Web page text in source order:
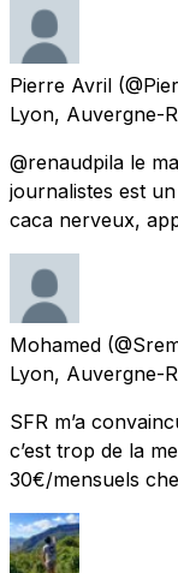
Pierre Avril
Lyon, Auvergne-
@renaudpila le
journalistes est
caca nerveux,
Mohamed
Lyon, Auvergne-
SFR m’a
c’est trop de la
30€/mensuels